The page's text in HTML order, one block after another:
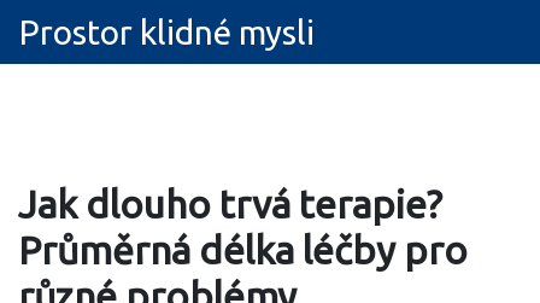
Prostor klidné mysli
Jak dlouho trvá terapie?
Průměrná délka léčby pro